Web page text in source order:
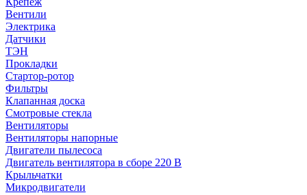
Вентили
Электрика
Датчики
ТЭН
Прокладки
Стартор-ротор
Фильтры
Клапанная доска
Смотровые стекла
Вентиляторы
Вентиляторы напорные
Двигатели пылесоса
Двигатель вентилятора в сборе 220 В
Крыльчатки
Микродвигатели